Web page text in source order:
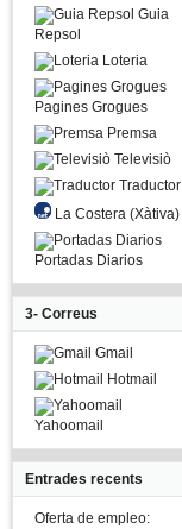
Guia
Repsol
Loteria
Pagines Grogues
Premsa
Televisiò
Traductor
La Costera (Xàtiva)
Portadas Diarios
3- Correus
Gmail
Hotmail
Yahoomail
Entrades recents
Oferta de empleo: